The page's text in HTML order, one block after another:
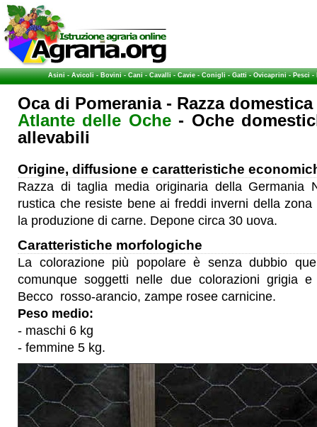
Asini-Avicoli-Bovini-Cani-Cavalli-Cavie-Conigli-Gatti-Ovicaprini-Pesci-
Oca di Pomerania - Razza
Atlante delle Oche- Oche
allevabili
Origine, diffusione e caratteristiche
Razza di taglia media originaria della Germania
rustica che resiste bene ai freddi inverni della
la produzione di carne. Depone circa 30 uova.
Caratteristiche morfologiche
La colorazione più popolare è senza dubbio
comunque soggetti nelle due colorazioni grigia
Becco rosso-arancio, zampe rosee carnicine.
Peso medio:
- maschi 6 kg
- femmine 5 kg.